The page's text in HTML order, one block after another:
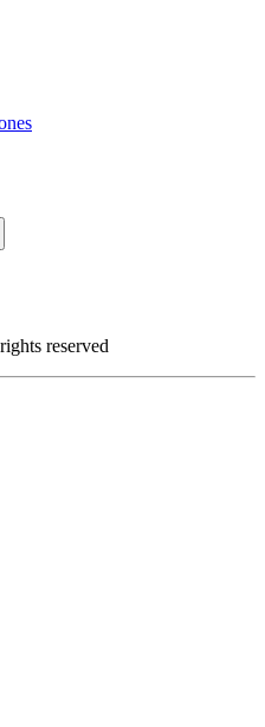
reserved